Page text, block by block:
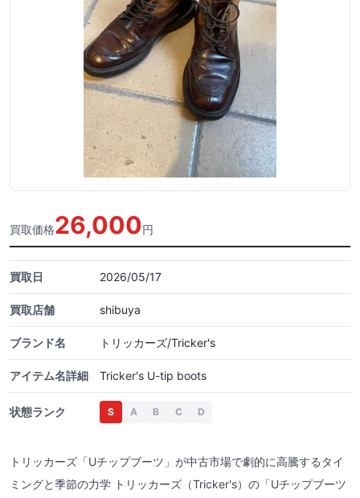
買取価格26,000円
買取日 2026/05/17
買取店舗 shibuya
ブランド名 トリッカーズ/Tricker's
アイテム名詳細 Tricker's U-tip boots
状態ランク S A B C D
トリッカーズ「Uチップブーツ」が中古市場で劇的に高騰するタイ
ミングと季節の力学 トリッカーズ（Tricker's）の「Uチップブーツ